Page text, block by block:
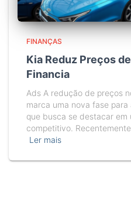
FINANÇAS
Kia Reduz Preços
Financia
Ads A redução de preços
marca uma nova fase
que busca se destacar
competitivo.
Ler mais